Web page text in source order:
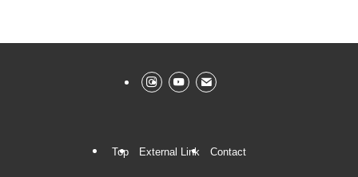
Top External Link Contact